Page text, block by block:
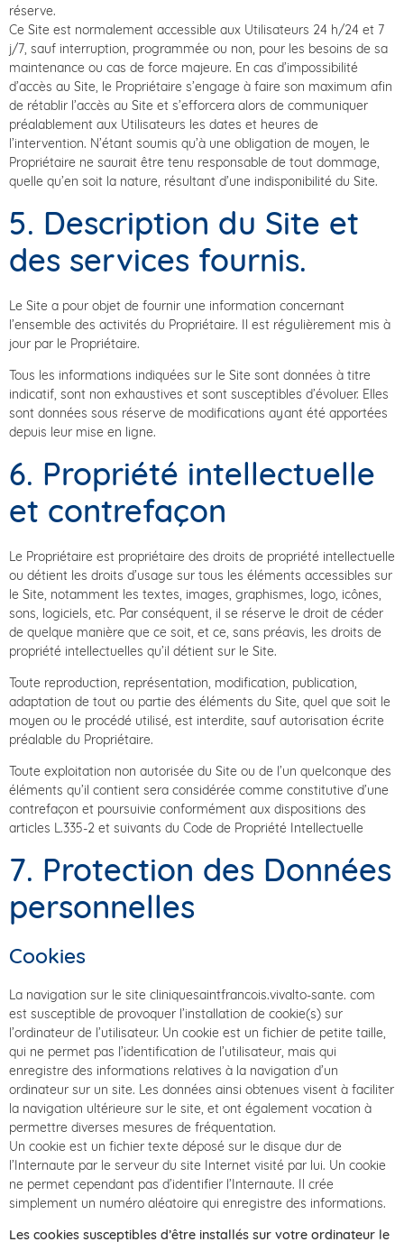
réserve.
Ce Site est normalement accessible aux Utilisateurs 24 h/24 et 7
j/7, sauf interruption, programmée ou non, pour les besoins de sa
maintenance ou cas de force majeure. En cas d’impossibilité
d’accès au Site, le Propriétaire s’engage à faire son maximum afin
de rétablir l’accès au Site et s’efforcera alors de communiquer
préalablement aux Utilisateurs les dates et heures de
l’intervention. N’étant soumis qu’à une obligation de moyen, le
Propriétaire ne saurait être tenu responsable de tout dommage,
quelle qu’en soit la nature, résultant d’une indisponibilité du Site.
5. Description du Site et
des services fournis.
Le Site a pour objet de fournir une information concernant
l’ensemble des activités du Propriétaire. Il est régulièrement mis à
jour par le Propriétaire.
Tous les informations indiquées sur le Site sont données à titre
indicatif, sont non exhaustives et sont susceptibles d’évoluer. Elles
sont données sous réserve de modifications ayant été apportées
depuis leur mise en ligne.
6. Propriété intellectuelle
et contrefaçon
Le Propriétaire est propriétaire des droits de propriété intellectuelle
ou détient les droits d’usage sur tous les éléments accessibles sur
le Site, notamment les textes, images, graphismes, logo, icônes,
sons, logiciels, etc. Par conséquent, il se réserve le droit de céder
de quelque manière que ce soit, et ce, sans préavis, les droits de
propriété intellectuelles qu’il détient sur le Site.
Toute reproduction, représentation, modification, publication,
adaptation de tout ou partie des éléments du Site, quel que soit le
moyen ou le procédé utilisé, est interdite, sauf autorisation écrite
préalable du Propriétaire.
Toute exploitation non autorisée du Site ou de l’un quelconque des
éléments qu’il contient sera considérée comme constitutive d’une
contrefaçon et poursuivie conformément aux dispositions des
articles L.335-2 et suivants du Code de Propriété Intellectuelle
7. Protection des Données
personnelles
Cookies
La navigation sur le site cliniquesaintfrancois.vivalto-sante. com
est susceptible de provoquer l’installation de cookie(s) sur
l’ordinateur de l’utilisateur. Un cookie est un fichier de petite taille,
qui ne permet pas l’identification de l’utilisateur, mais qui
enregistre des informations relatives à la navigation d’un
ordinateur sur un site. Les données ainsi obtenues visent à faciliter
la navigation ultérieure sur le site, et ont également vocation à
permettre diverses mesures de fréquentation.
Un cookie est un fichier texte déposé sur le disque dur de
l’Internaute par le serveur du site Internet visité par lui. Un cookie
ne permet cependant pas d’identifier l’Internaute. Il crée
simplement un numéro aléatoire qui enregistre des informations.
Les cookies susceptibles d’être installés sur votre ordinateur le